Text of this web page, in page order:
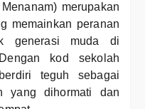
merupakan
memainkan peranan
generasi muda di
kod sekolah
teguh sebagai
yang dihormati dan